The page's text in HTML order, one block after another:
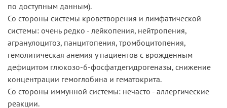
по доступным данным).
Со стороны системы кроветворения и лимфатической
системы: очень редко - лейкопения, нейтропения,
агранулоцитоз, панцитопения, тромбоцитопения,
гемолитическая анемия у пациентов с врожденным
дефицитом глюкозо-6-фосфатдегидрогеназы, снижение
концентрации гемоглобина и гематокрита.
Со стороны иммунной системы: нечасто - аллергические
реакции.